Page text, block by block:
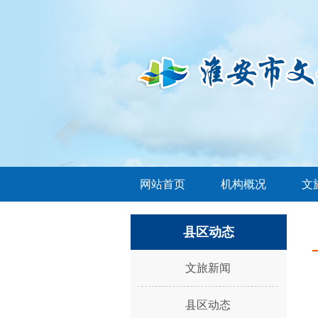
网站首页 机构概况 文
县区动态
文旅新闻
县区动态